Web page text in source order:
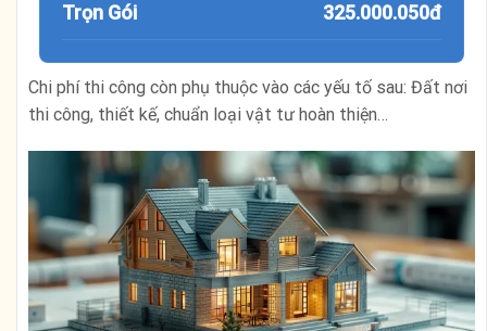
Trọn Gói
325.000.050đ
Chi phí thi công còn phụ thuộc vào các yếu tố sau: Đất nơi
thi công, thiết kế, chuẩn loại vật tư hoàn thiện…